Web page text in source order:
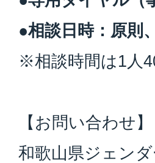
●相談日時：原則
※相談時間は1人
【お問い合わせ】
和歌山県ジェン